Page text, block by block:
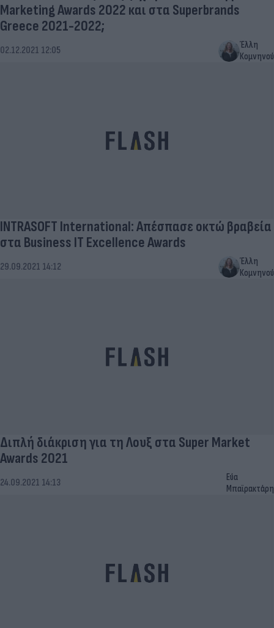
Marketing Awards 2022 και στα Superbrands
Greece 2021-2022;
02.12.2021 12:05
Έλλη
Κομνηνού
INTRASOFT International: Απέσπασε οκτώ βραβεία
στα Business IT Excellence Awards
29.09.2021 14:12
Έλλη
Κομνηνού
Διπλή διάκριση για τη Λουξ στα Super Market
Awards 2021
24.09.2021 14:13
Εύα
Μπαϊρακτάρη